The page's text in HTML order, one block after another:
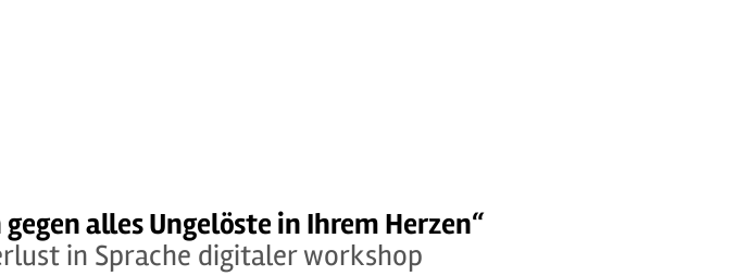
alles Ungelöste in Ihrem Herzen“
in Sprache digitaler workshop